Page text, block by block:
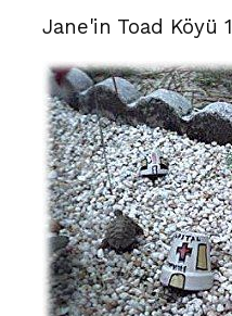
Jane'in Toad Köyü 1